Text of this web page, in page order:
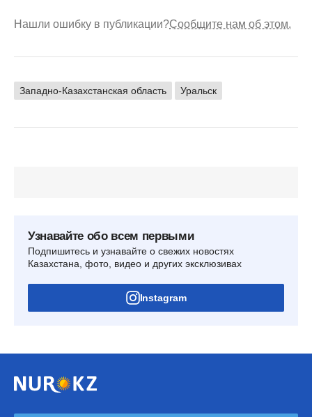
Нашли ошибку в публикации?Сообщите нам об этом.
Западно-Казахстанская область Уральск
Узнавайте обо всем первыми
Подпишитесь и узнавайте о свежих новостях
Казахстана, фото, видео и других эксклюзивах
Instagram